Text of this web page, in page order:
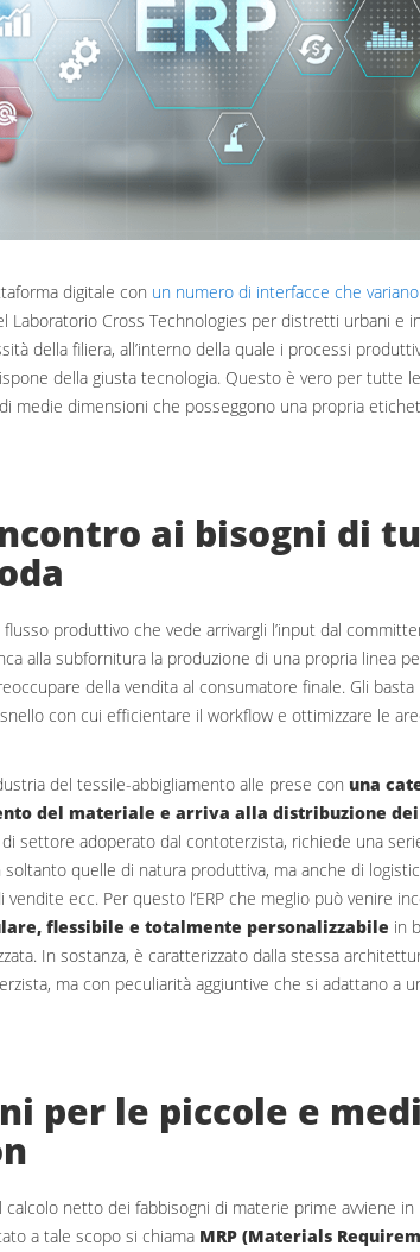
digitale con un numero di interfacce che
Laboratorio Cross Technologies per distretti urbani e
della filiera, all’interno della quale i processi
della giusta tecnologia. Questo è vero per tutte
medie dimensioni che posseggono una propria
ai bisogni di
produttivo che vede arrivargli l’input dal
alla subfornitura la produzione di una propria linea
della vendita al consumatore finale. Gli basta
con cui efficientare il workflow e ottimizzare le
del tessile-abbigliamento alle prese con una
del materiale e arriva alla distribuzione
settore adoperato dal contoterzista, richiede una
quelle di natura produttiva, ma anche di
ecc. Per questo l’ERP che meglio può venire
flessibile e totalmente personalizzabile in
In sostanza, è caratterizzato dalla stessa
ma con peculiarità aggiuntive che si adattano a
per le piccole e
netto dei fabbisogni di materie prime avviene in
a tale scopo si chiama MRP (Materials